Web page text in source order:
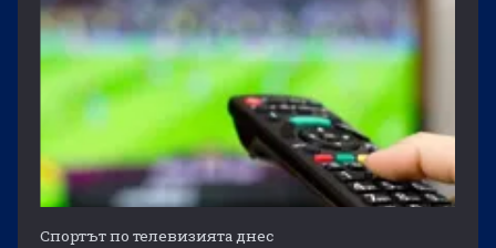
Спортът по телевизията днес